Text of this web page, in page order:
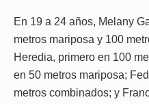
En 19 a 24 años, Melany
metros mariposa y 100
Heredia, primero en 100
en 50 metros mariposa;
metros combinados; y